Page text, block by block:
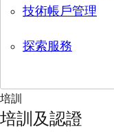
技術帳戶管理
探索服務
培訓
培訓及認證